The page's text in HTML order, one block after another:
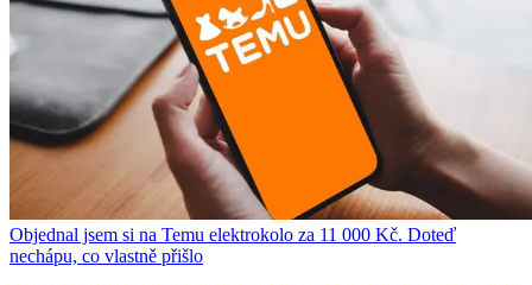
Objednal jsem si na Temu elektrokolo za 11 000 Kč. Doteď
nechápu, co vlastně přišlo